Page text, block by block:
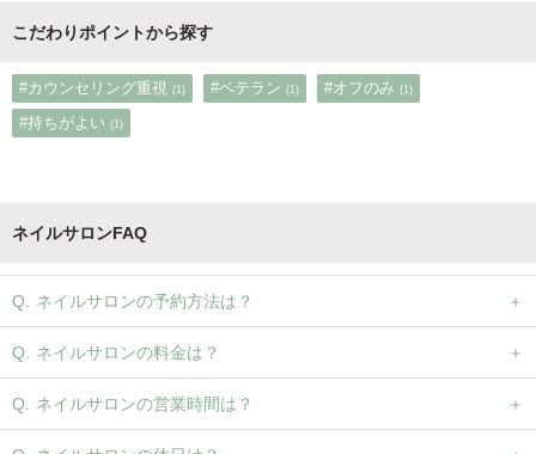
こだわりポイントから探す
#カウンセリング重視 (1) #ベテラン (1) #オフのみ (1)
#持ちがよい (1)
ネイルサロンFAQ
ネイルサロンの予約方法は？
ネイルサロンの料金は？
ネイルサロンの営業時間は？